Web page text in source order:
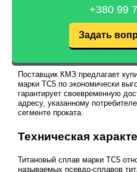
+380 99
Задать
Поставщик КМЗ предлагает
марки ТС5 по экономически
гарантирует своевременную
адресу, указанному
сегменте проката.
Техническая
Титановый сплав марки ТС5
называемых псевдо-сплавов